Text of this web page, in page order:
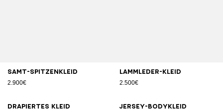
Samt-Spitzenkleid
2.900€
Lammleder-Kleid
2.500€
Drapiertes Kleid Jersey-Bodykleid